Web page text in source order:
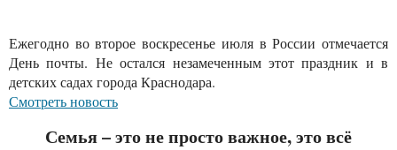
Ежегодно во второе воскресенье июля в России отмечается
День почты. Не остался незамеченным этот праздник и в
детских садах города Краснодара.
Смотреть новость
Семья – это не просто важное, это всё